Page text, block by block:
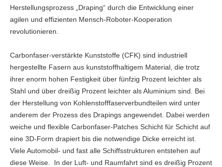
Herstellungsprozess „Draping“ durch die Entwicklung einer
agilen und effizienten Mensch-Roboter-Kooperation
revolutionieren.
Carbonfaser-verstärkte Kunststoffe (CFK) sind industriell
hergestellte Fasern aus kunststoffhaltigem Material, die trotz
ihrer enorm hohen Festigkeit über fünfzig Prozent leichter als
Stahl und über dreißig Prozent leichter als Aluminium sind. Bei
der Herstellung von Kohlenstofffaserverbundteilen wird unter
anderem der Prozess des Drapings angewendet. Dabei werden
weiche und flexible Carbonfaser-Patches Schicht für Schicht auf
eine 3D-Form drapiert bis die notwendige Dicke erreicht ist.
Viele Automobil- und fast alle Schiffsstrukturen entstehen auf
diese Weise. In der Luft- und Raumfahrt sind es dreißig Prozent